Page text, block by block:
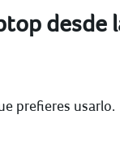
desde
prefieres usarlo.